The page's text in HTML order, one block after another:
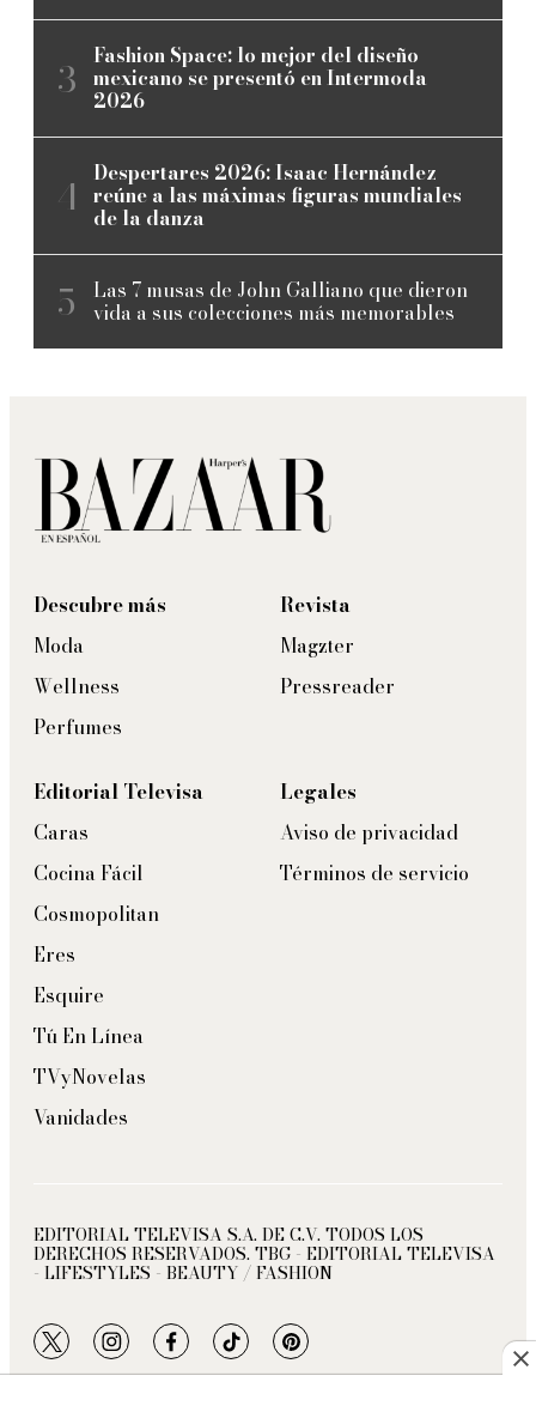
Fashion Space: lo mejor del diseño
mexicano se presentó en Intermoda
2026
Despertares 2026: Isaac Hernández
reúne a las máximas figuras mundiales
de la danza
Las 7 musas de John Galliano que dieron
vida a sus colecciones más memorables
Descubre más
Moda
Wellness
Perfumes
Revista
Magzter
Pressreader
Editorial Televisa
Caras
Cocina Fácil
Cosmopolitan
Eres
Esquire
Tú En Línea
TVyNovelas
Vanidades
Legales
Aviso de privacidad
Términos de servicio
EDITORIAL TELEVISA S.A. DE C.V. TODOS LOS
DERECHOS RESERVADOS. TBG - EDITORIAL TELEVISA
- LIFESTYLES - BEAUTY / FASHION
twitterinstagramfacebooktiktokpinterest